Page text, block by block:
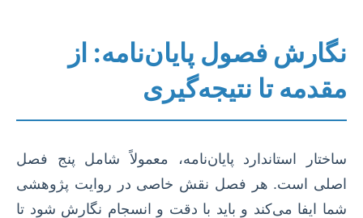
نگارش فصول پایان‌نامه: از
مقدمه تا نتیجه‌گیری
ساختار استاندارد پایان‌نامه، معمولاً شامل پنج فصل
اصلی است. هر فصل نقش خاصی در روایت پژوهشی
شما ایفا می‌کند و باید با دقت و انسجام نگارش شود تا